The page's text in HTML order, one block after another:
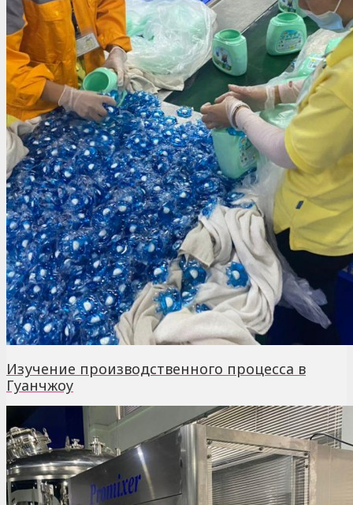
Изучение производственного процесса в
Гуанчжоу